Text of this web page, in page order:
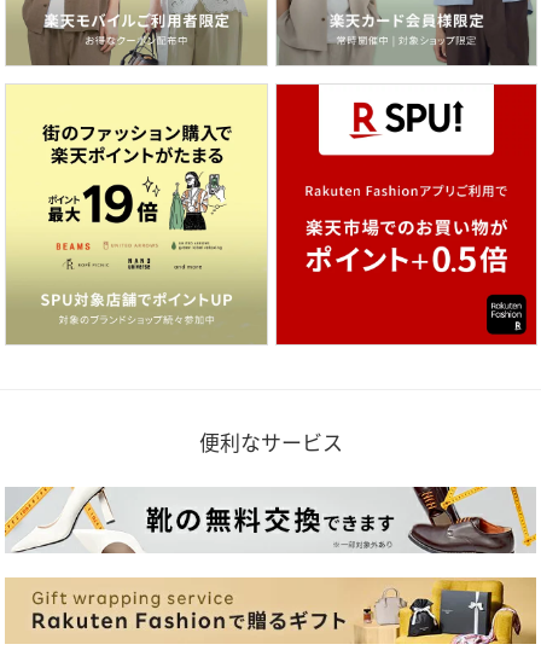
便利なサービス